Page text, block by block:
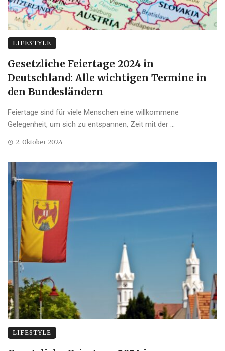
LIFESTYLE
Gesetzliche Feiertage 2024 in
Deutschland: Alle wichtigen Termine in
den Bundesländern
Feiertage sind für viele Menschen eine willkommene
Gelegenheit, um sich zu entspannen, Zeit mit der ...
2. Oktober 2024
LIFESTYLE